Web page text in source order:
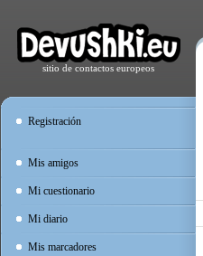
sitio de contactos europeos
Registración
Mis amigos
Mi cuestionario
Mi diario
Mis marcadores